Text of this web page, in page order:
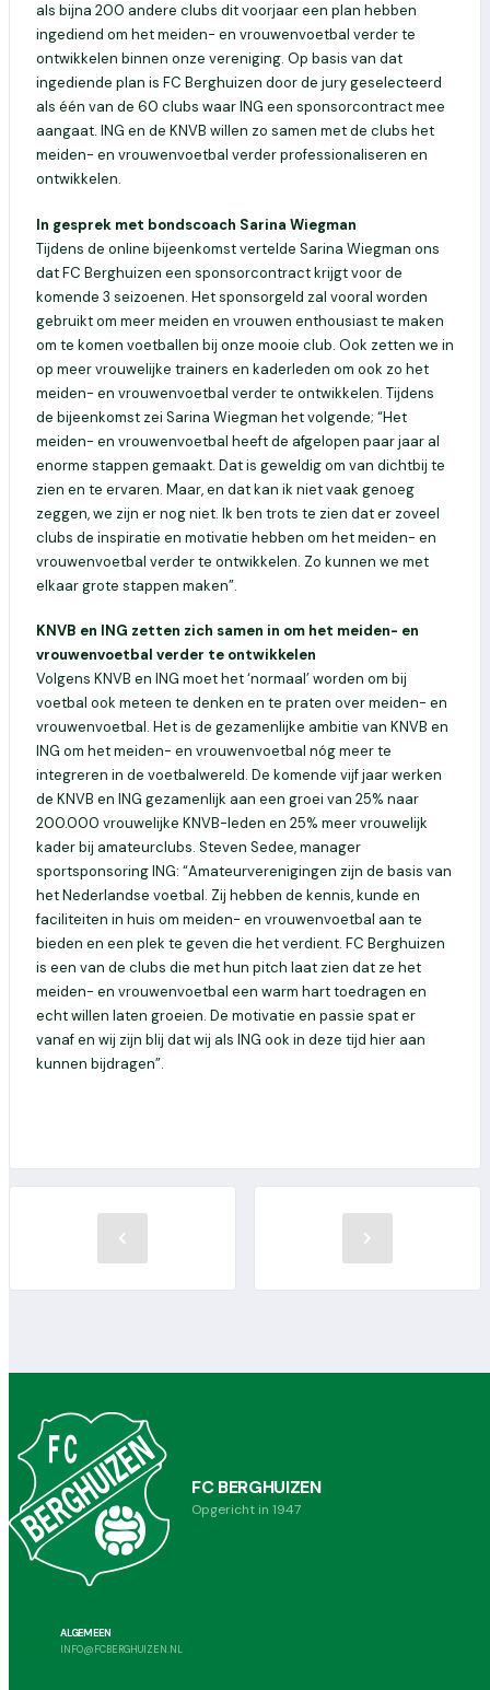
als bijna 200 andere clubs dit voorjaar een plan hebben
ingediend om het meiden- en vrouwenvoetbal verder te
ontwikkelen binnen onze vereniging. Op basis van dat
ingediende plan is FC Berghuizen door de jury geselecteerd
als één van de 60 clubs waar ING een sponsorcontract mee
aangaat. ING en de KNVB willen zo samen met de clubs het
meiden- en vrouwenvoetbal verder professionaliseren en
ontwikkelen.
In gesprek met bondscoach Sarina Wiegman
Tijdens de online bijeenkomst vertelde Sarina Wiegman ons
dat FC Berghuizen een sponsorcontract krijgt voor de
komende 3 seizoenen. Het sponsorgeld zal vooral worden
gebruikt om meer meiden en vrouwen enthousiast te maken
om te komen voetballen bij onze mooie club. Ook zetten we in
op meer vrouwelijke trainers en kaderleden om ook zo het
meiden- en vrouwenvoetbal verder te ontwikkelen. Tijdens
de bijeenkomst zei Sarina Wiegman het volgende; “Het
meiden- en vrouwenvoetbal heeft de afgelopen paar jaar al
enorme stappen gemaakt. Dat is geweldig om van dichtbij te
zien en te ervaren. Maar, en dat kan ik niet vaak genoeg
zeggen, we zijn er nog niet. Ik ben trots te zien dat er zoveel
clubs de inspiratie en motivatie hebben om het meiden- en
vrouwenvoetbal verder te ontwikkelen. Zo kunnen we met
elkaar grote stappen maken”.
KNVB en ING zetten zich samen in om het meiden- en
vrouwenvoetbal verder te ontwikkelen
Volgens KNVB en ING moet het ‘normaal’ worden om bij
voetbal ook meteen te denken en te praten over meiden- en
vrouwenvoetbal. Het is de gezamenlijke ambitie van KNVB en
ING om het meiden- en vrouwenvoetbal nóg meer te
integreren in de voetbalwereld. De komende vijf jaar werken
de KNVB en ING gezamenlijk aan een groei van 25% naar
200.000 vrouwelijke KNVB-leden en 25% meer vrouwelijk
kader bij amateurclubs. Steven Sedee, manager
sportsponsoring ING: “Amateurverenigingen zijn de basis van
het Nederlandse voetbal. Zij hebben de kennis, kunde en
faciliteiten in huis om meiden- en vrouwenvoetbal aan te
bieden en een plek te geven die het verdient. FC Berghuizen
is een van de clubs die met hun pitch laat zien dat ze het
meiden- en vrouwenvoetbal een warm hart toedragen en
echt willen laten groeien. De motivatie en passie spat er
vanaf en wij zijn blij dat wij als ING ook in deze tijd hier aan
kunnen bijdragen”.
FC BERGHUIZEN
Opgericht in 1947
ALGEMEEN
INFO@FCBERGHUIZEN.NL